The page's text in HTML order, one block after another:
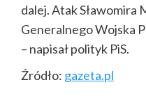
dalej. Atak Sławomira
Generalnego Wojska
– napisał polityk PiS.
Źródło: gazeta.pl